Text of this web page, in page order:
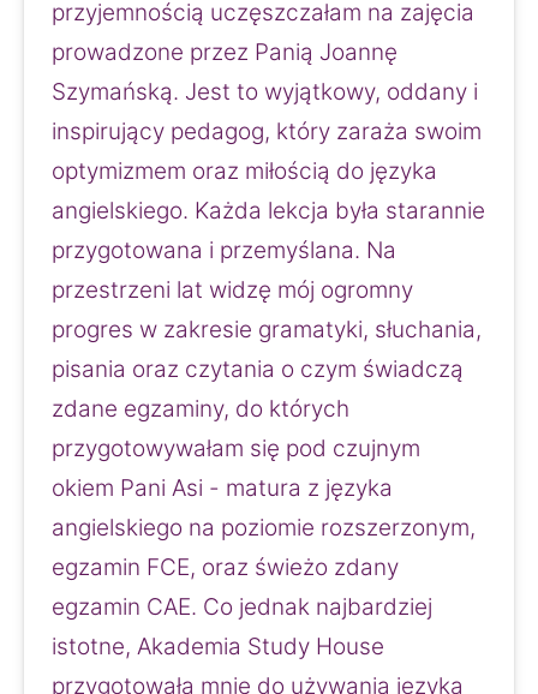
przyjemnością uczęszczałam na zajęcia
prowadzone przez Panią Joannę
Szymańską. Jest to wyjątkowy, oddany i
inspirujący pedagog, który zaraża swoim
optymizmem oraz miłością do języka
angielskiego. Każda lekcja była starannie
przygotowana i przemyślana. Na
przestrzeni lat widzę mój ogromny
progres w zakresie gramatyki, słuchania,
pisania oraz czytania o czym świadczą
zdane egzaminy, do których
przygotowywałam się pod czujnym
okiem Pani Asi - matura z języka
angielskiego na poziomie rozszerzonym,
egzamin FCE, oraz świeżo zdany
egzamin CAE. Co jednak najbardziej
istotne, Akademia Study House
przygotowała mnie do używania języka